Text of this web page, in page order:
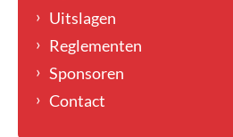
Uitslagen
Reglementen
Sponsoren
Contact